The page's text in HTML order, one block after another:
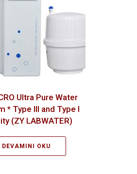
Ultra Pure Water
* Type III and Type I
(ZY LABWATER)
DEVAMINI OKU